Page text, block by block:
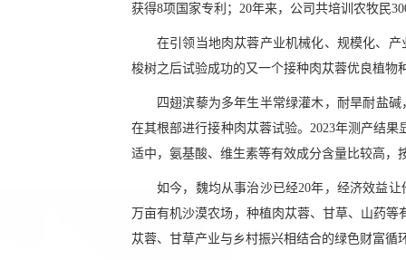
获得8项国家专利；20年来，公司共培训农牧民
在引领当地肉苁蓉产业机械化、规模化、
梭树之后试验成功的又一个接种肉苁蓉优良植物
四翅滨藜为多年生半常绿灌木，耐旱耐盐
在其根部进行接种肉苁蓉试验。2023年测产结
适中，氨基酸、维生素等有效成分含量比较高，
如今，魏均从事治沙已经20年，经济效益
万亩有机沙漠农场，种植肉苁蓉、甘草、山药
苁蓉、甘草产业与乡村振兴相结合的绿色财富循